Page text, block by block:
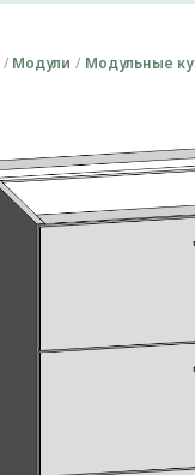
Модули Модульные